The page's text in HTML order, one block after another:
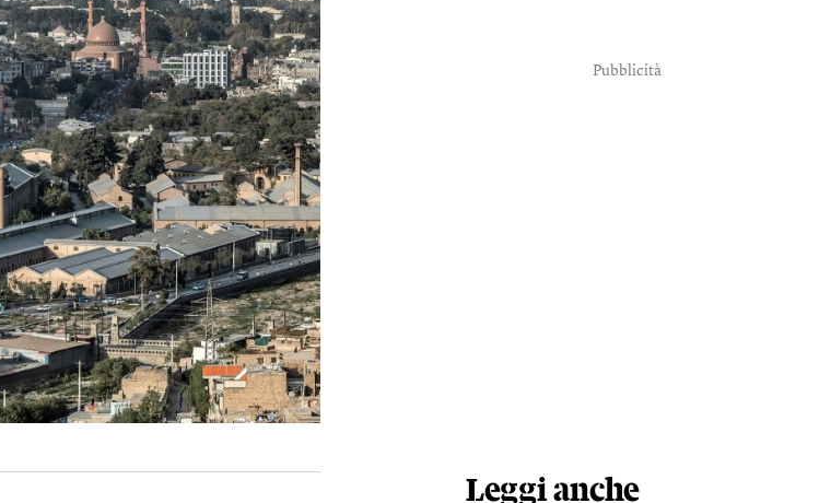
Pubblicità
Leggi anche